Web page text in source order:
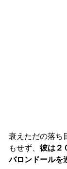
衰えただの落ち
もせず、 彼は２
バロンドールを